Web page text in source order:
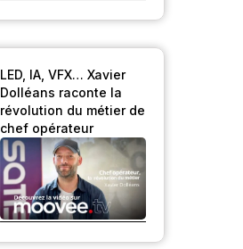
LED, IA, VFX… Xavier
Dolléans raconte la
révolution du métier de
chef opérateur